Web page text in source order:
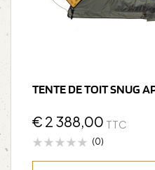
TENTE DE TOIT SNUG
€ 2 388,00 TTC
(0)